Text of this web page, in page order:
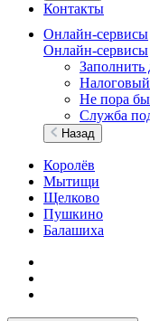
Контакты
Онлайн-сервисы
Онлайн-сервисы
Заполнить
Не пора бы
Служба
Назад
Королёв
Мытищи
Щелково
Пушкино
Балашиха